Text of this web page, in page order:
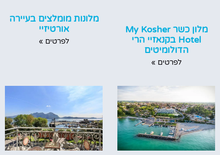
מלון כשר My Kosher
Hotel בקנאזיי הרי
הדולומיטים
לפרטים »
מלונות מומלצים בעיירה
אורטיזיי
לפרטים »